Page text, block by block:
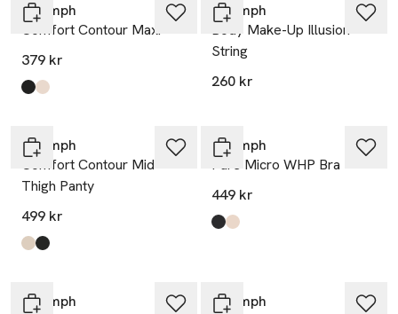
Triumph
Comfort Contour Maxi
379 kr
Produkten finns i färgerna:
Black
Nude Beige
Triumph
Body Make-Up Illusion
String
260 kr
Triumph
Comfort Contour Mid-
Thigh Panty
499 kr
Produkten finns i färgerna:
Nude Beige
Black
Triumph
Pure Micro WHP Bra
449 kr
Produkten finns i färgerna:
Black
Cameo Beige
Triumph
Triumph